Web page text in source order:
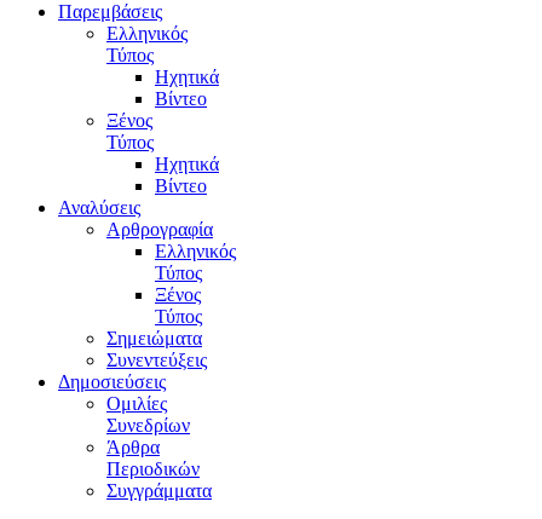
Παρεμβάσεις
Ελληνικός
Τύπος
Ηχητικά
Βίντεο
Ξένος
Τύπος
Ηχητικά
Βίντεο
Αναλύσεις
Αρθρογραφία
Ελληνικός
Τύπος
Ξένος
Τύπος
Σημειώματα
Συνεντεύξεις
Δημοσιεύσεις
Ομιλίες
Συνεδρίων
Άρθρα
Περιοδικών
Συγγράμματα